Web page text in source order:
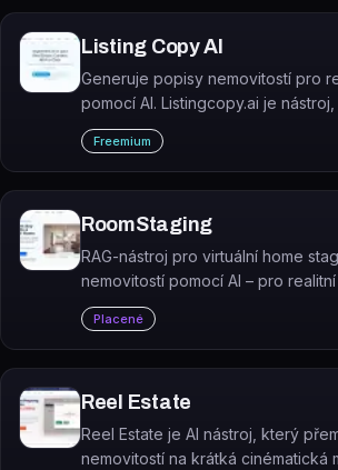
Listing Copy AI
Generuje popisy nemovitostí pro
pomocí AI. Listingcopy.ai je
zadaných parametrů vytváří
k publikaci.
Freemium
RoomStaging
RAG-nástroj pro virtuální home
nemovitostí pomocí AI – pro
nemovitostí a interiérové designéry.
Placené
Reel Estate
Reel Estate je AI nástroj, který
nemovitostí na krátká cinématická